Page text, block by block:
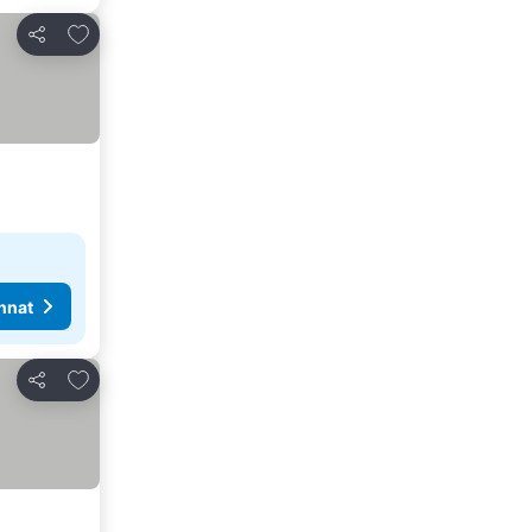
Jaa
Lisää suosikkeihin
Jaa
Lisää suosikkeihin